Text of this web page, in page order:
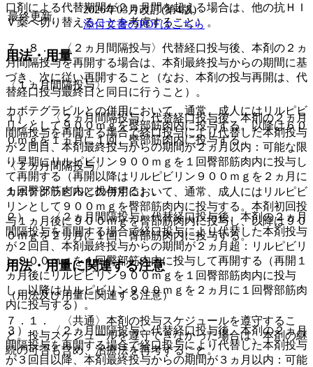
口剤による代替期間が２ヵ月間を超える場合は、他の抗ＨＩ
Ｖ薬へ切り替えることを考慮すること）。
７．８． 〈２ヵ月間隔投与〉代替経口投与後、本剤の２ヵ
月間隔投与を再開する場合は、本剤最終投与からの期間に基
づき、次に従い再開すること（なお、本剤の投与再開は、代
替経口投与最終日と同日に行うこと）。
１）． 〈２ヵ月間隔投与〉代替経口投与後、本剤の２ヵ月
間隔投与を再開する場合で経口投与により代替した本剤投与
が２回目、本剤最終投与からの期間が２ヵ月以内：可能な限
り早期にリルピビリン９００ｍｇを１回臀部筋肉内に投与し
て再開する（再開以降はリルピビリン９００ｍｇを２ヵ月に
１回臀部筋肉内に投与する）。
２）． 〈２ヵ月間隔投与〉代替経口投与後、本剤の２ヵ月
間隔投与を再開する場合で経口投与により代替した本剤投与
が２回目、本剤最終投与からの期間が２ヵ月超：リルピビリ
ン９００ｍｇを１回臀部筋肉内に投与して再開する（再開１
ヵ月後にリルピビリン９００ｍｇを１回臀部筋肉内に投与
し、以降はリルピビリン９００ｍｇを２ヵ月に１回臀部筋肉
内に投与する）。
３）． 〈２ヵ月間隔投与〉代替経口投与後、本剤の２ヵ月
間隔投与を再開する場合で経口投与により代替した本剤投与
が３回目以降、本剤最終投与からの期間が３ヵ月以内：可能
最終更新
2026年03月改訂(第4版)
添付文書のPDFはこちら
用法・用量
〈１ヵ月間隔投与〉
カボテグラビルとの併用において、通常、成人にはリルピビ
リンとして９００ｍｇを臀部筋肉内に投与する。以降は６０
０ｍｇを１ヵ月に１回、臀部筋肉内に投与する。
〈２ヵ月間隔投与〉
カボテグラビルとの併用において、通常、成人にはリルピビ
リンとして９００ｍｇを臀部筋肉内に投与する。本剤初回投
与１ヵ月後に９００ｍｇを臀部筋肉内に投与し、以降は９０
０ｍｇを２ヵ月に１回、臀部筋肉内に投与する。
用法・用量に関連する注意
（用法及び用量に関連する注意）
７．１． 〈共通〉本剤の投与スケジュールを遵守するこ
と。投与スケジュールを遵守できなかった場合は、本剤の継
続の可否も含め、治療法を再考すること。